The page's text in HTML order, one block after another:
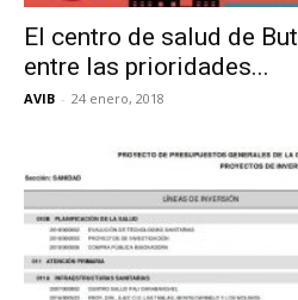
El centro de salud de
entre las prioridades...
AVIB - 24 enero, 2018